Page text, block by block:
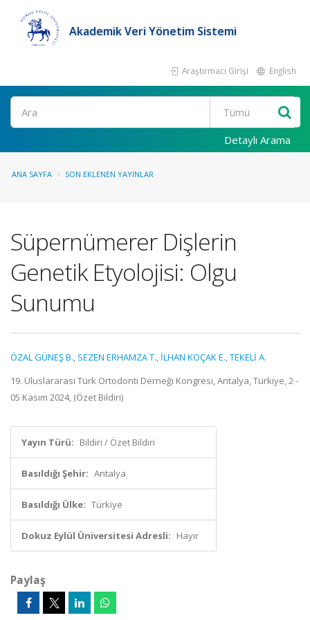
Akademik Veri Yönetim Sistemi
Araştırmacı Girişi English
Ara
Detaylı Arama
ANA SAYFA SON EKLENEN YAYINLAR
Süpernümerer Dişlerin
Genetik Etyolojisi: Olgu
Sunumu
ÖZAL GÜNEŞ B., SEZEN ERHAMZA T., İLHAN KOÇAK E.,TEKELİ A.
19. Uluslararası Türk Ortodonti Derneği Kongresi, Antalya, Türkiye, 2 -
05 Kasım 2024, (Özet Bildiri)
Yayın Türü: Bildiri / Özet Bildiri
Basıldığı Şehir: Antalya
Basıldığı Ülke: Türkiye
Dokuz Eylül Üniversitesi Adresli: Hayır
Paylaş